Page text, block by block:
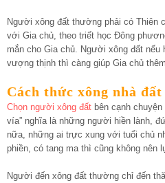
Người xông đất thường phải có Thiên
với Gia chủ, theo triết học Đông
mắn cho Gia chủ. Người xông đất
vượng thịnh thì càng giúp Gia chủ
Cách thức xông nhà đất
Chọn người xông đất bên cạnh
vía” nghĩa là những người hiền lành,
nữa, những ai trực xung với tuổi chủ
phiền, có tang ma thì cũng không nên
Người đến xông đất thường chỉ đến